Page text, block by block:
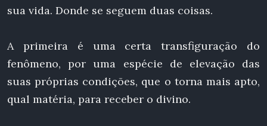
sua vida. Donde se seguem duas coisas.
A primeira é uma certa transfiguração do
fenômeno, por uma espécie de elevação das
suas próprias condições, que o torna mais apto,
qual matéria, para receber o divino.